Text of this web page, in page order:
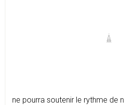
ne pourra soutenir le rythme de